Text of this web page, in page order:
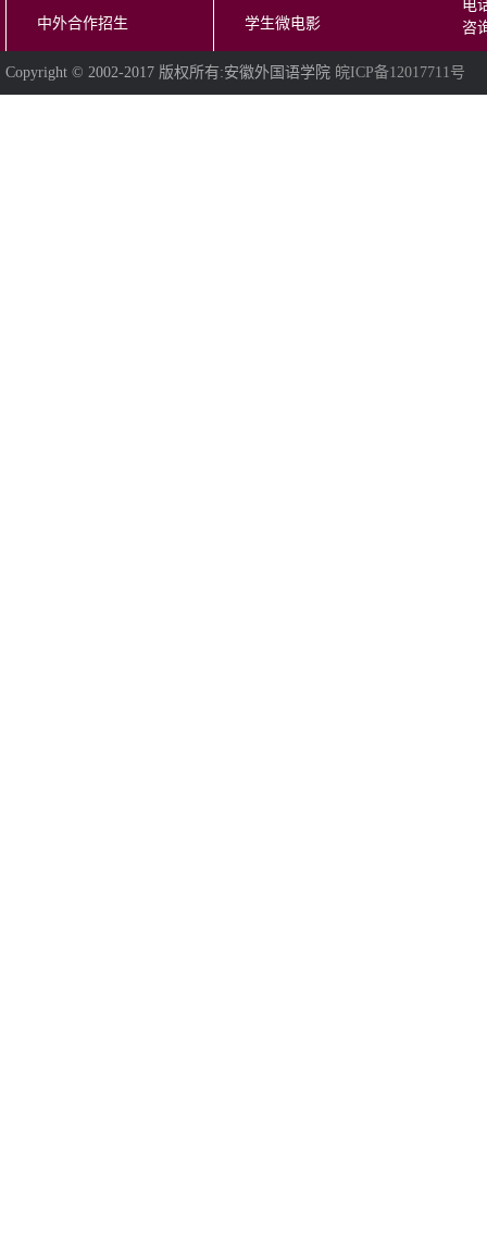
中外合作招生 学生微电影
电
咨
Copyright © 2002-2017 版权所有:安徽外国语学院 皖ICP备12017711号